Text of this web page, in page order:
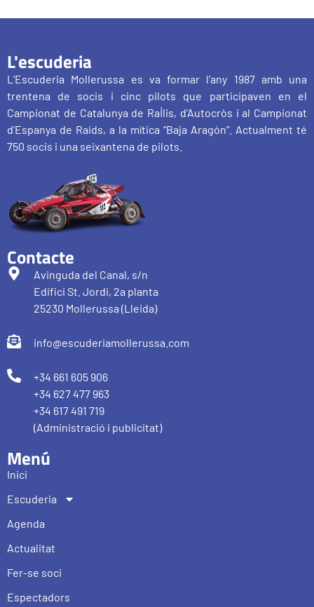
L'escuderia
L’Escuderia Mollerussa es va formar l’any 1987 amb una
trentena de socis i cinc pilots que participaven en el
Campionat de Catalunya de Ral·lis, d’Autocròs i al Campionat
d’Espanya de Raids, a la mítica “Baja Aragón”. Actualment té
750 socis i una seixantena de pilots.
Contacte
Avinguda del Canal, s/n
Edifici St. Jordi, 2a planta
25230 Mollerussa (Lleida)
info@escuderiamollerussa.com
+34 661 605 906
+34 627 477 963
+34 617 491 719
(Administració i publicitat)
Menú
Inici
Escuderia
Agenda
Actualitat
Fer-se soci
Espectadors